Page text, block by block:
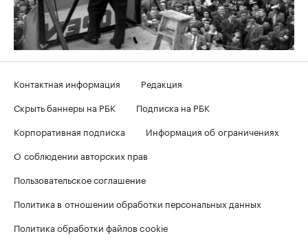
Контактная информация
Редакция
Скрыть баннеры на РБК
Подписка на РБК
Корпоративная подписка
Информация об ограничениях
О соблюдении авторских прав
Пользовательское соглашение
Политика в отношении обработки персональных данных
Политика обработки файлов cookie